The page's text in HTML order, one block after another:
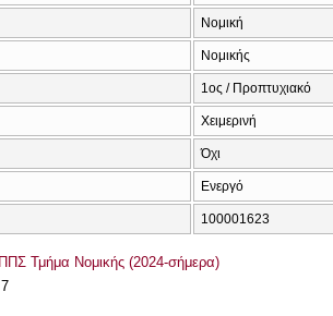
Νομική
Νομικής
1ος / Προπτυχιακό
Χειμερινή
Όχι
Ενεργό
100001623
ΠΠΣ Τμήμα Νομικής (2024-σήμερα)